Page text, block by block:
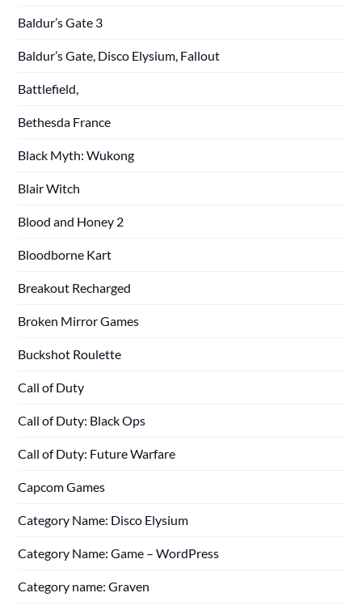
Baldur’s Gate 3
Baldur’s Gate, Disco Elysium, Fallout
Battlefield,
Bethesda France
Black Myth: Wukong
Blair Witch
Blood and Honey 2
Bloodborne Kart
Breakout Recharged
Broken Mirror Games
Buckshot Roulette
Call of Duty
Call of Duty: Black Ops
Call of Duty: Future Warfare
Capcom Games
Category Name: Disco Elysium
Category Name: Game – WordPress
Category name: Graven